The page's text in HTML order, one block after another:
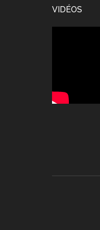
VIDÉOS